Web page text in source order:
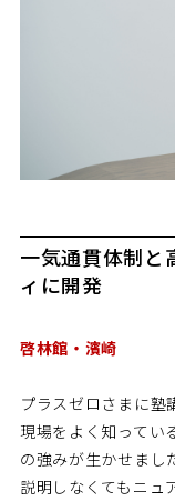
一気通貫体制と
ィに開発
啓林館・濱崎
プラスゼロさまに塾
現場をよく知ってい
の強みが生かせまし
説明しなくてもニュ